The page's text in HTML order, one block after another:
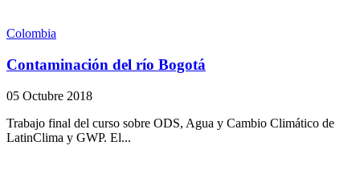
Colombia
Contaminación del río Bogotá
05 Octubre 2018
Trabajo final del curso sobre ODS, Agua y Cambio Climático de
LatinClima y GWP. El...